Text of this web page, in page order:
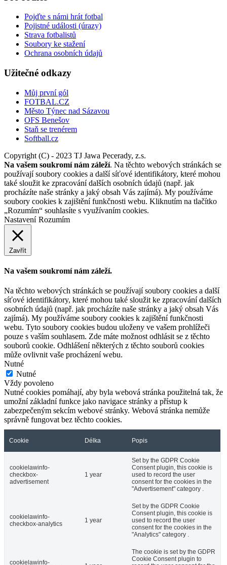
Pojďte s námi hrát fotbal
Pojistné události (úrazy)
Strava fotbalistů
Soubory ke stažení
Ochrana osobních údajů
Užitečné odkazy
Můj první gól
FOTBAL.CZ
Město Týnec nad Sázavou
OFS Benešov
Staň se trenérem
Softball.cz
Copyright (C) - 2023 TJ Jawa Pecerady, z.s.
Na vašem soukromí nám záleží. Na těchto webových stránkách se
používají soubory cookies a další síťové identifikátory, které mohou
také sloužit ke zpracování dalších osobních údajů (např. jak
procházíte naše stránky a jaký obsah Vás zajímá). My používáme
soubory cookies k zajištění funkčnosti webu. Kliknutím na tlačítko
„Rozumím“ souhlasíte s využívaním cookies.
Nastavení Rozumím
Zavřít
Na vašem soukromí nám záleží.
Na těchto webových stránkách se používají soubory cookies a další
síťové identifikátory, které mohou také sloužit ke zpracování dalších
osobních údajů (např. jak procházíte naše stránky a jaký obsah Vás
zajímá). My používáme soubory cookies k zajištění funkčnosti
webu. Tyto soubory cookies budou uloženy ve vašem prohlížeči
pouze s vaším souhlasem. Zde máte možnost odhlásit se z těchto
souborů cookie. Odhlášení některých z těchto souborů cookies
může ovlivnit vaše procházení webu.
Nutné
Nutné
Vždy povoleno
Nutné cookies pomáhají, aby byla webová stránka použitelná tak, že
umožní základní funkce jako navigace stránky a přístup k
zabezpečeným sekcím webové stránky. Webová stránka nemůže
správně fungovat bez těchto cookies.
Cookie Délka Popis
cookielawinfo-
checkbox-
advertisement
1 year
Set by the GDPR Cookie
Consent plugin, this cookie is
used to record the user
consent for the cookies in the
"Advertisement" category .
cookielawinfo-
checkbox-analytics
1 year
Set by the GDPR Cookie
Consent plugin, this cookie is
used to record the user
consent for the cookies in the
"Analytics" category .
cookielawinfo-
The cookie is set by the GDPR
Cookie Consent plugin to